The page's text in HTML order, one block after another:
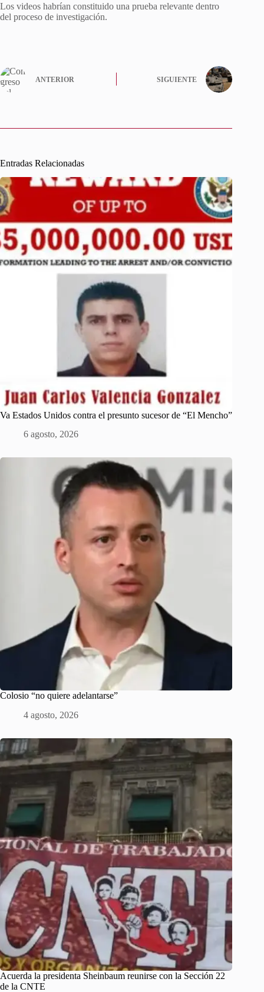
Los videos habrían constituido una prueba relevante dentro
del proceso de investigación.
ANTERIOR SIGUIENTE
Entradas Relacionadas
Va Estados Unidos contra el presunto sucesor de “El Mencho”
6 agosto, 2026
Colosio “no quiere adelantarse”
4 agosto, 2026
Acuerda la presidenta Sheinbaum reunirse con la Sección 22
de la CNTE